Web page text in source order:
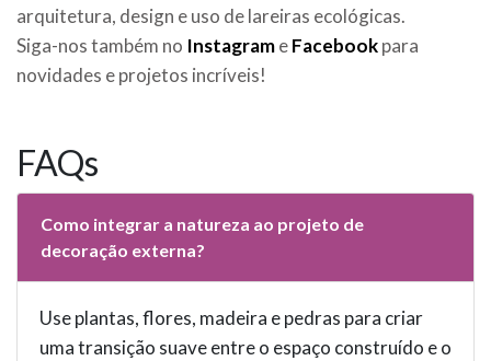
arquitetura, design e uso de lareiras ecológicas.
Siga-nos também no InstagrameFacebookpara
novidades e projetos incríveis!
FAQs
Como integrar a natureza ao projeto de
decoração externa?
Use plantas, flores, madeira e pedras para criar
uma transição suave entre o espaço construído e o